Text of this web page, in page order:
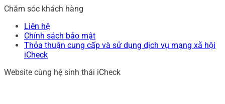
Chăm sóc khách hàng
Liên hệ
Chính sách bảo mật
Thỏa thuận cung cấp và sử dụng dịch vụ mạng xã hội
iCheck
Website cùng hệ sinh thái iCheck